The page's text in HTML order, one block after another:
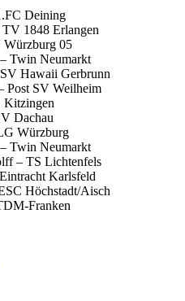
Deining
1848 Erlangen
Würzburg 05
Twin Neumarkt
Hawaii Gerbrunn
Post SV Weilheim
Kitzingen
Dachau
Würzburg
Twin Neumarkt
– TS Lichtenfels
Karlsfeld
Höchstadt/Aisch
Franken